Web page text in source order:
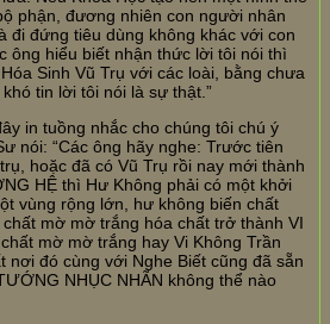
phận, đương nhiên con người nhân
đi đứng tiêu dùng không khác với con
ông hiểu biết nhận thức lời tôi nói thì
Sinh Vũ Trụ với các loài, bằng chưa
tin lời tôi nói là sự thật.”
in tuồng nhắc cho chúng tôi chú ý
nói: “Các ông hãy nghe: Trước tiên
hoặc đã có Vũ Trụ rồi nay mới thành
HỆ thì Hư Không phải có một khởi
vùng rộng lớn, hư không biến chất
mờ mờ trắng hóa chất trở thành VI
mờ mờ trắng hay Vi Không Trần
nơi đó cùng với Nghe Biết cũng đã sẵn
NHỤC NHÃN không thể nào